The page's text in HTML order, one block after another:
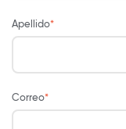
Apellido*
Correo*